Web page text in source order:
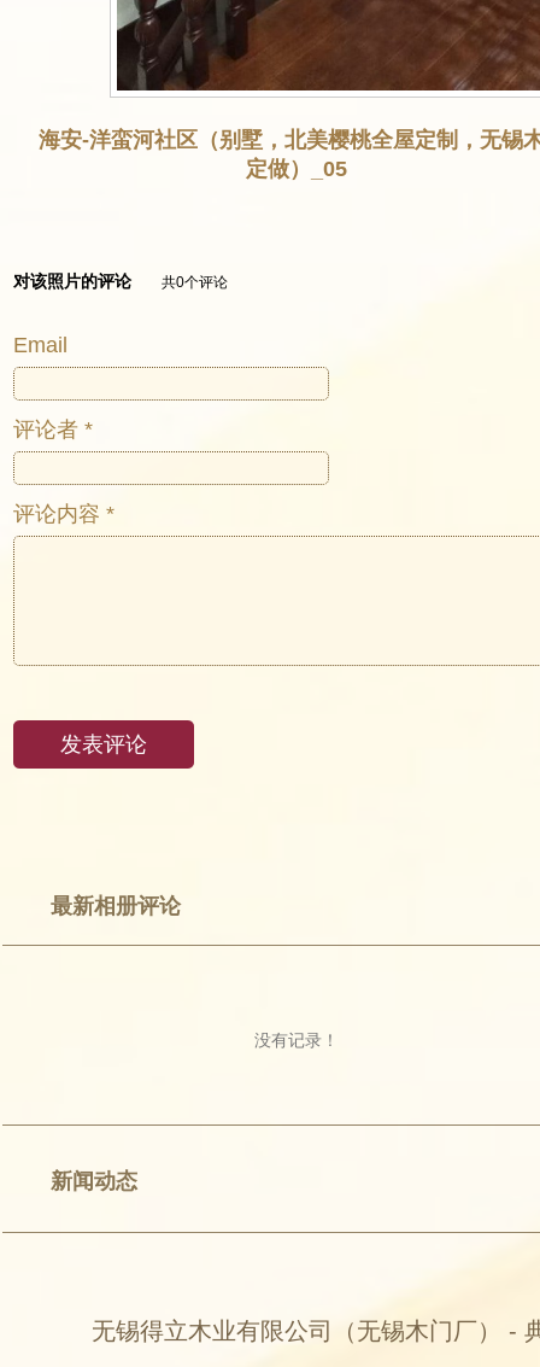
海安-洋蛮河社区（别墅，北美樱桃全屋定制，无锡
定做）_05
对该照片的评论 共0个评论
Email
评论者 *
评论内容 *
最新相册评论
没有记录！
新闻动态
无锡得立木业有限公司（无锡木门厂） -